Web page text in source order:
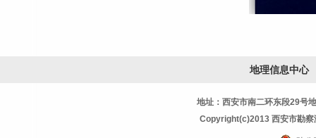
地理信息中心
地址：西安市南二环东段29号
Copyright(c)2013 西安市勘